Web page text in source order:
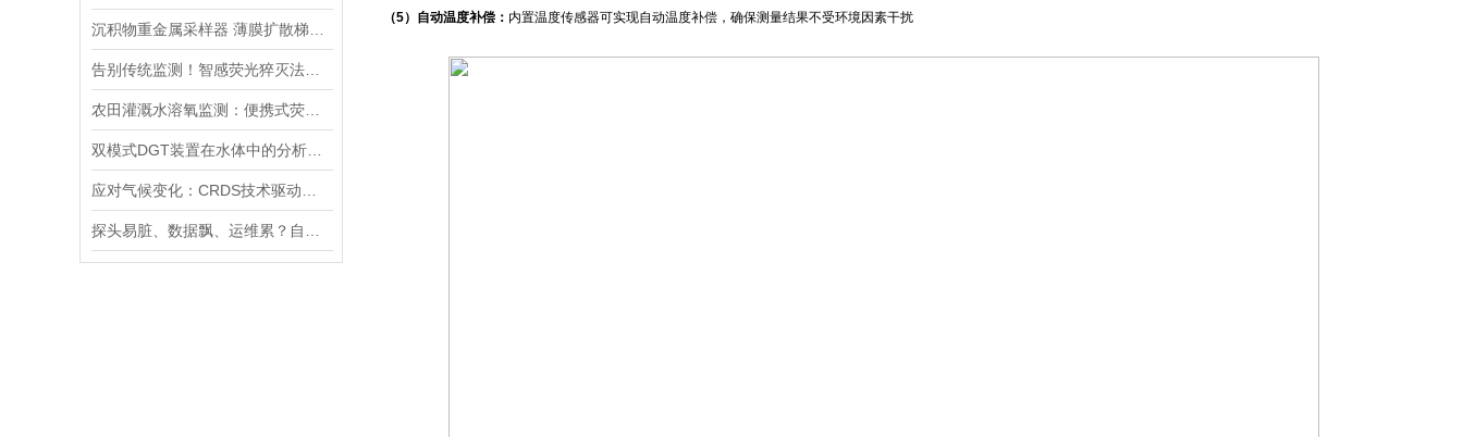
（5）自动温度补偿： 内置温度传感器可实现自动温度补偿，确保测量结果不受环境因素干扰